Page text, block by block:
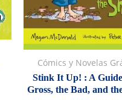
Cómics y Novelas
Stink It Up! : A
Gross, the Bad, and